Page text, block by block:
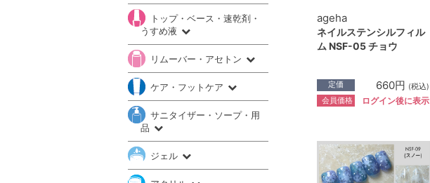
ageha
ネイルステンシルフィル
ム NSF-05 チョウ
定価 660円 (税込)
会員価格 ログイン後に表示
トップ・ベース・速乾剤・
うすめ液
リムーバー・アセトン
ケア・フットケア
サニタイザー・ソープ・用
品
ジェル